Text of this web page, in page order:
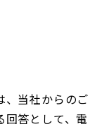
、当社からのご
答として、電